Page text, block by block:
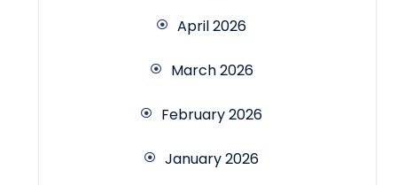
April 2026
March 2026
February 2026
January 2026